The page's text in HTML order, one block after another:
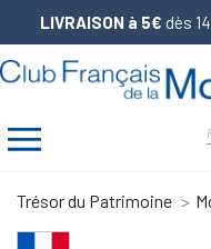
LIVRAISON à 5€ dès
Trésor du Patrimoine